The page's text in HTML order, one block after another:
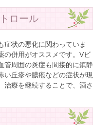
ロール
症状の悪化に関わっていま
の併用がオススメです。Vビ
管周囲の炎症も間接的に鎮静
い丘疹や膿疱などの症状が現
治療を継続することで、酒さ